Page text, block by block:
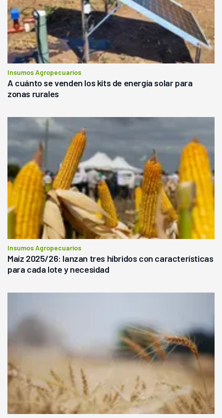
Insumos Agropecuarios
A cuánto se venden los kits de energía solar para
zonas rurales
Insumos Agropecuarios
Maíz 2025/26: lanzan tres híbridos con características
para cada lote y necesidad